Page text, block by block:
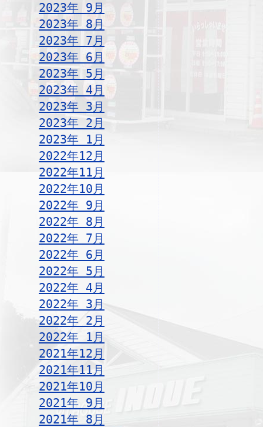
2023年 9月
2023年 8月
2023年 7月
2023年 6月
2023年 5月
2023年 4月
2023年 3月
2023年 2月
2023年 1月
2022年12月
2022年11月
2022年10月
2022年 9月
2022年 8月
2022年 7月
2022年 6月
2022年 5月
2022年 4月
2022年 3月
2022年 2月
2022年 1月
2021年12月
2021年11月
2021年10月
2021年 9月
2021年 8月